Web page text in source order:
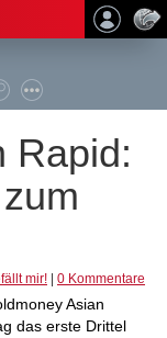
Rapid:
mir! 0 Kommentare
Asian
das erste Drittel